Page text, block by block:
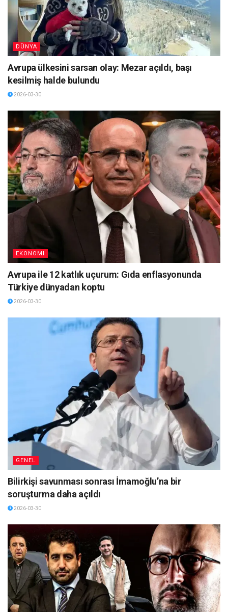
DÜNYA
Avrupa ülkesini sarsan olay: Mezar açıldı, başı
kesilmiş halde bulundu
2026-03-30
EKONOMI
Avrupa ile 12 katlık uçurum: Gıda enflasyonunda
Türkiye dünyadan koptu
2026-03-30
GENEL
Bilirkişi savunması sonrası İmamoğlu’na bir
soruşturma daha açıldı
2026-03-30